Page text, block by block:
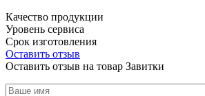
Качество продукции
Уровень сервиса
Срок изготовления
Оставить отзыв
Оставить отзыв на товар Завитки